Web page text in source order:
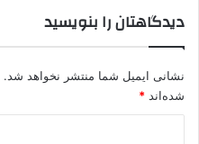
دیدگاهتان را بنویسید
نشانی ایمیل شما منتشر نخواهد شد.
شده‌اند *